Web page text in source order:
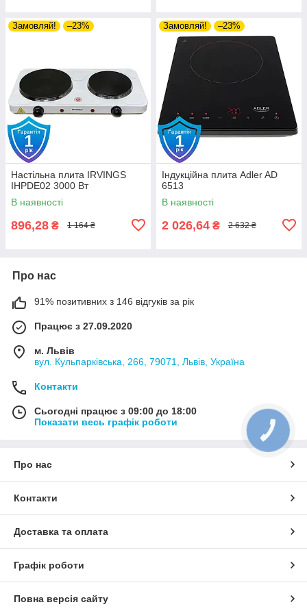
Замовляй! –23%
Настільна плита IRVINGS
IHPDE02 3000 Вт
В наявності
896,28 ₴ 1 164 ₴
Замовляй! –23%
Індукційна плита Adler AD
6513
В наявності
2 026,64 ₴ 2 632 ₴
Про нас
91% позитивних з 146 відгуків за рік
Працює з 27.09.2020
м. Львів
вул. Кульпарківська, 266, 79071, Львів, Україна
Контакти
Сьогодні працює з 09:00 до 18:00
Показати весь графік роботи
Про нас
Контакти
Доставка та оплата
Графік роботи
Повна версія сайту
КНОПКА
ЗВ'ЯЗКУ